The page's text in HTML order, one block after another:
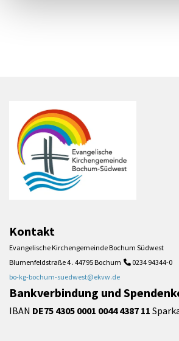
Kontakt
Evangelische Kirchengemeinde Bochum Südwest
Blumenfeldstraße 4 . 44795 Bochum  0234 94344-0
bo-kg-bochum-suedwest@ekvw.de
Bankverbindung und
IBAN DE75 4305 0001 0044 4387 11